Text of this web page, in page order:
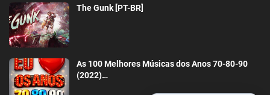
The Gunk [PT-BR]
As 100 Melhores Músicas dos Anos 70-80-90
(2022)…